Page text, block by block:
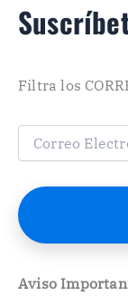
Filtra los
C
e
o
e
Aviso